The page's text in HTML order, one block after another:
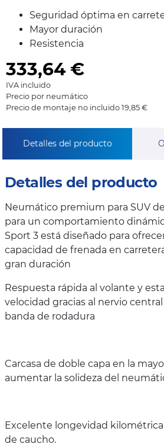
Seguridad óptima en
Mayor duración
Resistencia
333,64€
IVA incluido
Precio por neumático
Precio de montaje no incluido 19,85 €
Detalles del producto
Detalles del producto
Neumático premium para SUV
para un comportamiento
Sport 3 está diseñado para
capacidad de frenada en
gran duración
Respuesta rápida al volante y
velocidad gracias al nervio
banda de rodadura
Carcasa de doble capa en la
aumentar la solideza del
Excelente longevidad kilométrica
de caucho.